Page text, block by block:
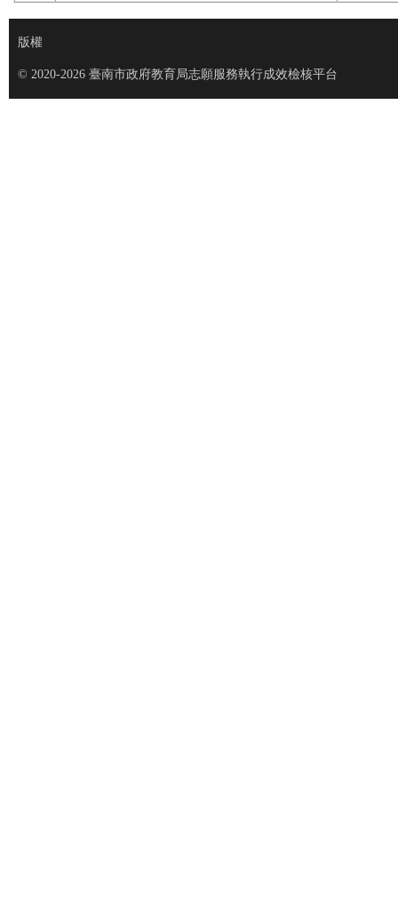
版權
© 2020-2026 臺南市政府教育局志願服務執行成效檢核平台